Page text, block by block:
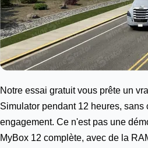
Notre essai gratuit vous prête un
Simulator pendant 12 heures, sans
engagement. Ce n'est pas une
MyBox 12 complète, avec de la